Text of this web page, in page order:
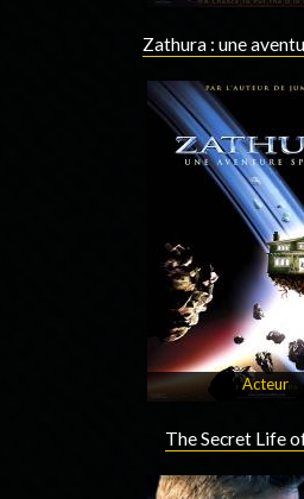
Zathura : une
Acteur
The Secret Life